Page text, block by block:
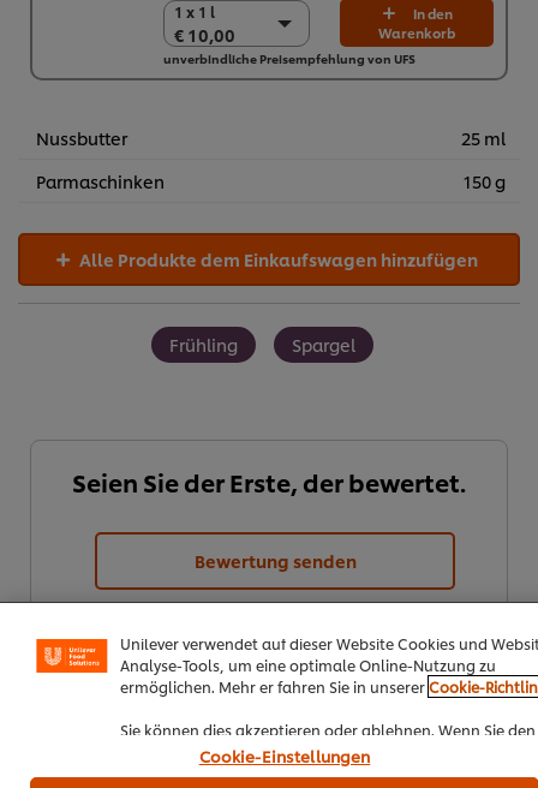
1 x 1 l
€ 10,00
1 x 1 l
€ 10,00
10 x 1 l
In den
Warenkorb
unverbindliche Preisempfehlung von UFS
Nussbutter
25 ml
Parmaschinken
150 g
Alle Produkte dem Einkaufswagen hinzufügen
Frühling Spargel
Seien Sie der Erste, der bewertet.
Bewertung senden
Cookies auf dieser Webseite
Unilever verwendet auf dieser Website Cookies und
Analyse-Tools, um eine optimale Online-Nutzung zu
ermöglichen. Mehr er fahren Sie in unsererCookie-
Sie können dies akzeptieren oder ablehnen. Wenn Sie den
Einsatz von Cookies und Website-Analyse-Tools
dann gilt diese Wahl bis zu Ihrem Widerruf (bspw. durch
Cookie-Einstellungen